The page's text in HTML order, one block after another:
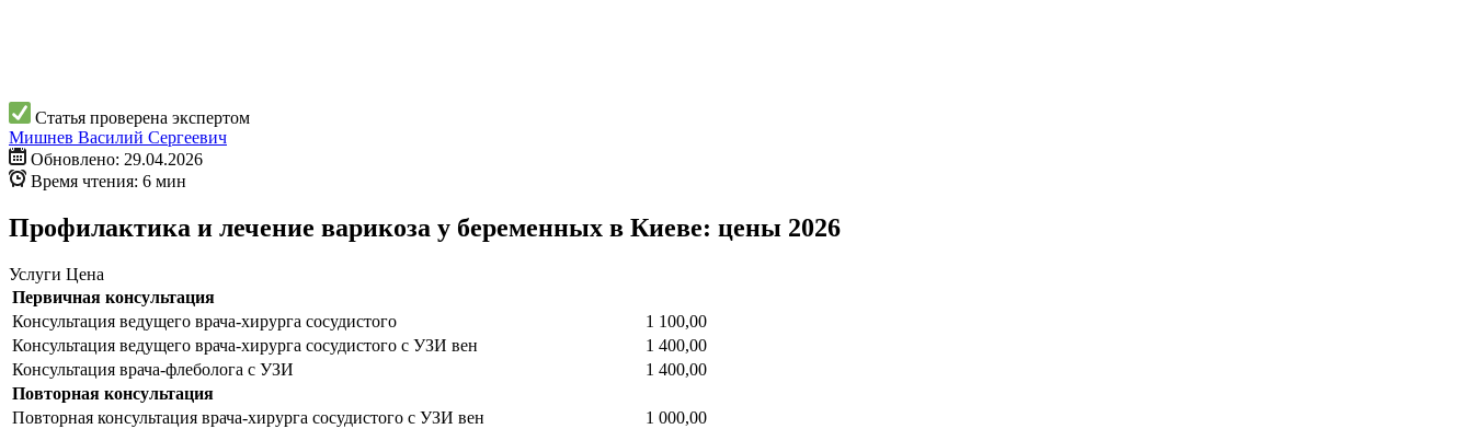
Статья проверена экспертом
Мишнев Василий Сергеевич
Обновлено: 29.04.2026
Время чтения: 6 мин
Профилактика и лечение варикоза у беременных в Киеве: цены 2026
Услуги Цена
Первичная консультация
Консультация ведущего врача-хирурга сосудистого
1 100,00
Консультация ведущего врача-хирурга сосудистого с УЗИ вен
1 400,00
Консультация врача-флеболога с УЗИ
1 400,00
Повторная консультация
Повторная консультация врача-хирурга сосудистого с УЗИ вен
1 000,00